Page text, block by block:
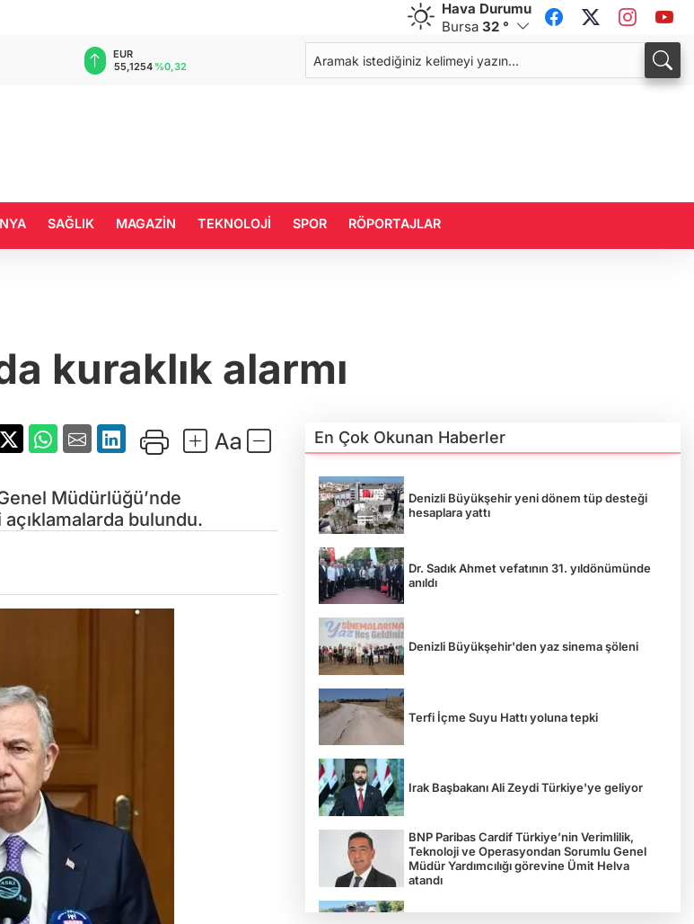
Hava Durumu
Bursa 32 °
GBP
64,3468%0,38
CHF
59,0083%0,82
34,1883
SAĞLIK MAGAZİN TEKNOLOJİ SPOR RÖPORTAJLAR
kuraklık alarmı
Müdürlüğü’nde
açıklamalarda bulundu.
En Çok Okunan Haberler
Denizli Büyükşehir yeni dönem tüp desteği
hesaplara yattı
Dr. Sadık Ahmet vefatının 31. yıldönümünde
anıldı
Denizli Büyükşehir'den yaz sinema şöleni
Terfi İçme Suyu Hattı yoluna tepki
Irak Başbakanı Ali Zeydi Türkiye'ye geliyor
BNP Paribas Cardif Türkiye’nin Verimlilik,
Teknoloji ve Operasyondan Sorumlu Genel
Müdür Yardımcılığı görevine Ümit Helva
atandı